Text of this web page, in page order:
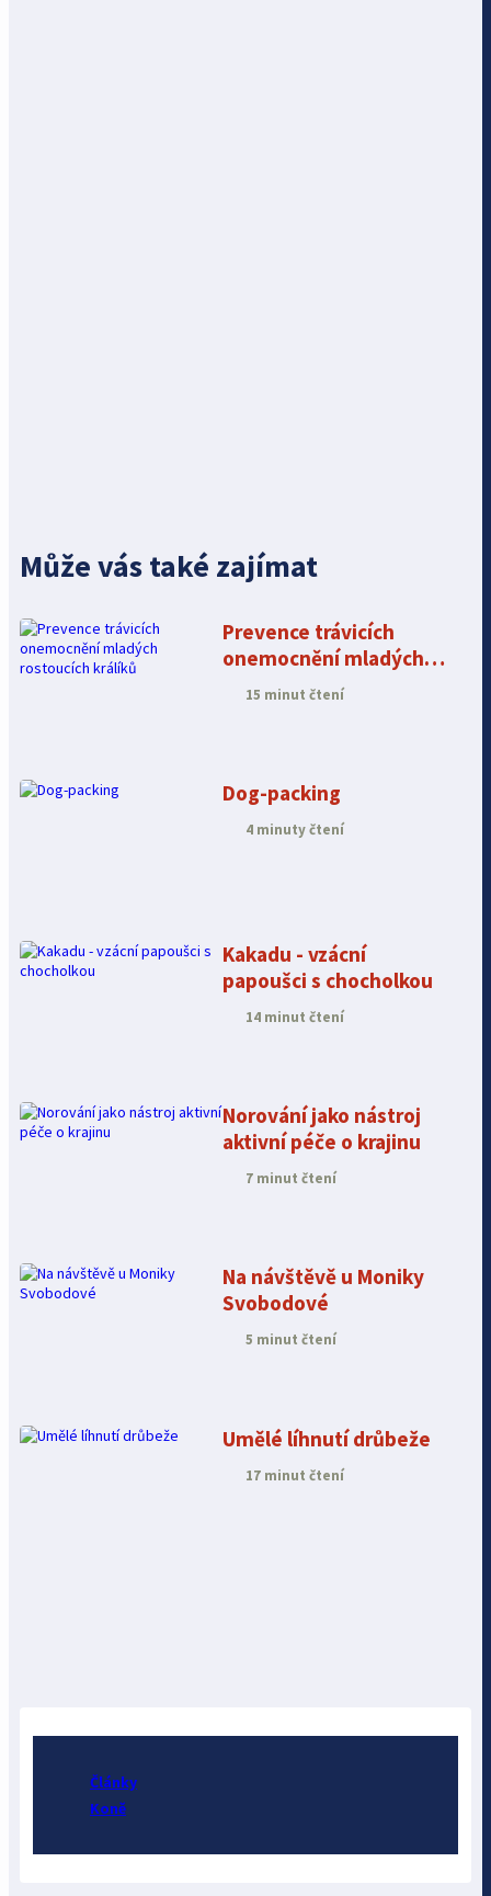
Může vás také zajímat
Prevence trávicích
onemocnění mladých
rostoucích králíků
15 minut čtení
Dog-packing
4 minuty čtení
Kakadu - vzácní
papoušci s chocholkou
14 minut čtení
Norování jako nástroj
aktivní péče o krajinu
7 minut čtení
Na návštěvě u Moniky
Svobodové
5 minut čtení
Umělé líhnutí drůbeže
17 minut čtení
Články
Koně